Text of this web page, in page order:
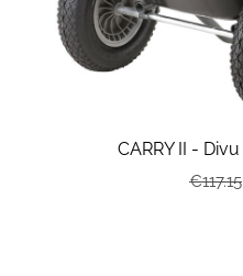
CARRY II -
€117.15